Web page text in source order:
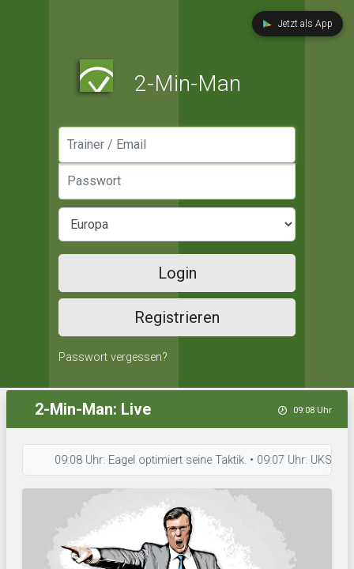
Jetzt als App
2-Min-Man
Login
Registrieren
Passwort vergessen?
2-Min-Man: Live 09:08 Uhr
09:08 Uhr: Eagel optimiert seine Taktik. • 09:07 Uhr: UKS